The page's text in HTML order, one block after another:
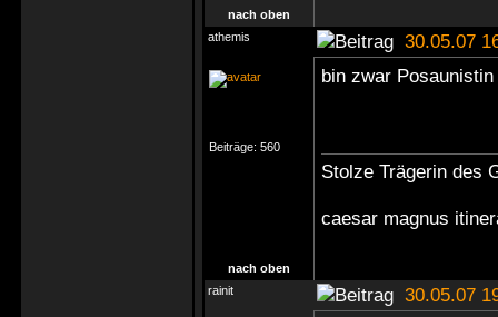
nach oben
athemis
30.05.07
Beiträge: 560
bin zwar
Stolze Trägerin des
caesar magnus
nach oben
rainit
30.05.07